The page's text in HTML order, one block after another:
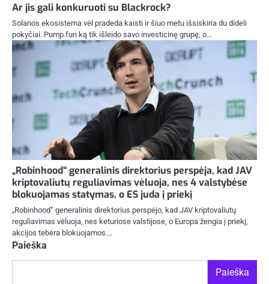
Ar jis gali konkuruoti su Blackrock?
Solanos ekosistema vėl pradeda kaisti ir šiuo metu išsiskiria du dideli
pokyčiai. Pump.fun ką tik išleido savo investicinę grupę, o…
„Robinhood“ generalinis direktorius perspėja, kad JAV
kriptovaliutų reguliavimas vėluoja, nes 4 valstybėse
blokuojamas statymas, o ES juda į priekį
„Robinhood“ generalinis direktorius perspėjo, kad JAV kriptovaliutų
reguliavimas vėluoja, nes keturiose valstijose, o Europa žengia į priekį,
akcijos tebėra blokuojamos.…
Paieška
Paieška